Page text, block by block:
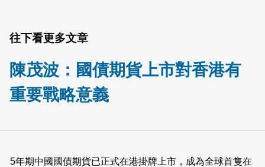
往下看更多文章
陳茂波：國債期貨上市對香港有
重要戰略意義
5年期中國國債期貨已正式在港掛牌上市，成為全球首隻在